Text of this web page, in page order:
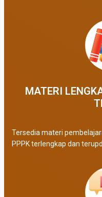
MATERI
Tersedia materi
PPPK terlengkap dan